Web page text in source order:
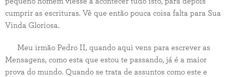
cumprir as escrituras. Vê que então pouca coisa falta para Sua
Vinda Gloriosa.
Meu irmão Pedro II, quando aqui vens para escrever as
Mensagens, como esta que estou te passando, já é a maior
prova do mundo. Quando se trata de assuntos como este e